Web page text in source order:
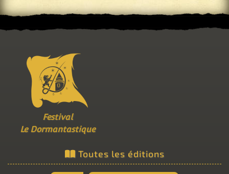
Festival
Le Dormantastique
Toutes les éditions